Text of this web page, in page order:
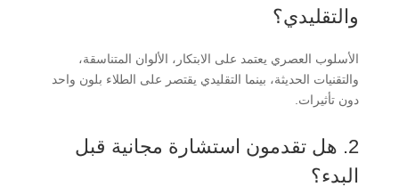
والتقليدي؟
الأسلوب العصري يعتمد على الابتكار، الألوان المتناسقة،
والتقنيات الحديثة، بينما التقليدي يقتصر على الطلاء بلون واحد
دون تأثيرات.
2. هل تقدمون استشارة مجانية قبل
البدء؟